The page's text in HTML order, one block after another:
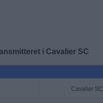
i Cavalier SC
Cavalier SC